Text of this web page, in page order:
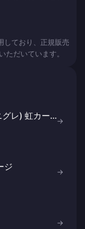
しており、正規販売
だいています。
レ) 虹カー
→
ジ
→
→